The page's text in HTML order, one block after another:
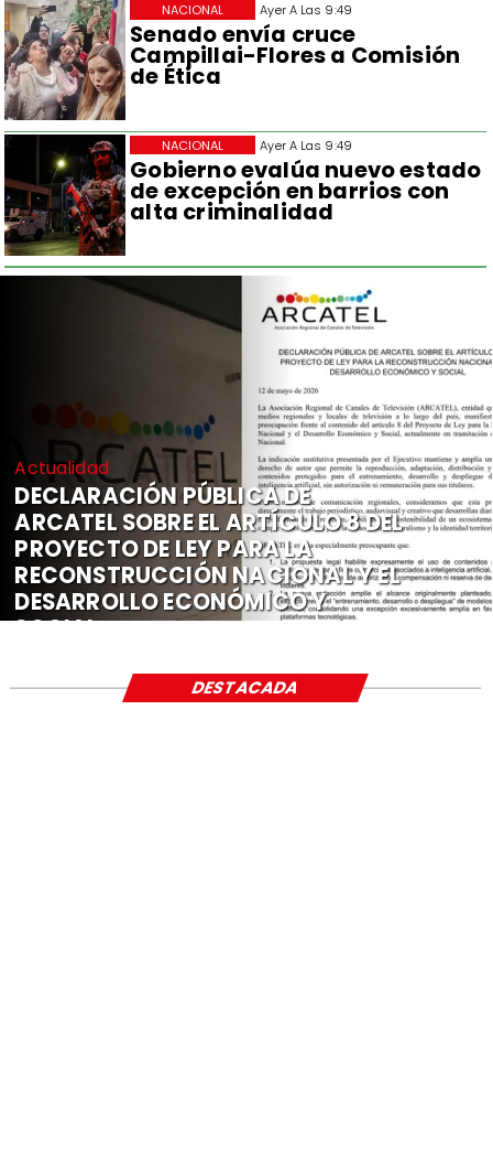
Ayer A Las 9:49
Senado envía cruce
Campillai-Flores a Comisión
de Ética
NACIONAL
Ayer A Las 9:49
Gobierno evalúa nuevo estado
de excepción en barrios con
alta criminalidad
NACIONAL
Actualidad
DECLARACIÓN PÚBLICA DE
ARCATEL SOBRE EL ARTÍCULO 8 DEL
PROYECTO DE LEY PARA LA
RECONSTRUCCIÓN NACIONAL Y EL
DESARROLLO ECONÓMICO Y
SOCIAL
DESTACADA